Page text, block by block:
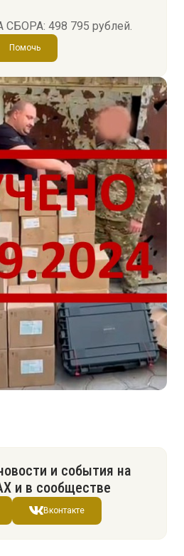
498 795 рублей.
Помочь
и события на
и в сообществе
Вконтакте